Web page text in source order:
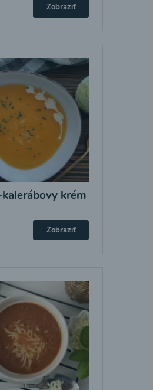
Zobraziť
krém
Zobraziť